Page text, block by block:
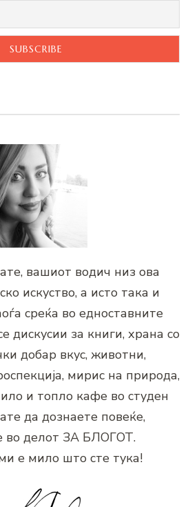
вашиот водич низ ова
искуство, а исто така и
среќа во едноставните
дискусии за книги, храна со
добар вкус, животни,
мирис на природа,
и топло кафе во студен
да дознаете повеќе,
во делот ЗА БЛОГОТ.
е мило што сте тука!